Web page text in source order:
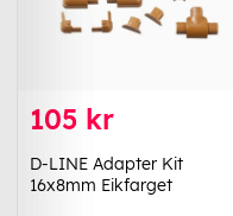
105 kr
D-LINE Adapter Kit
16x8mm Eikfarget